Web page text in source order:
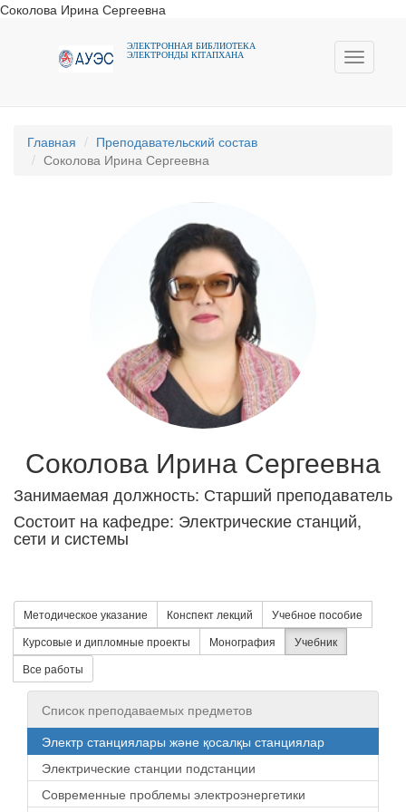
Соколова Ирина Сергеевна
Toggle
ЭЛЕКТРОННАЯ БИБЛИОТЕКА
ЭЛЕКТРОНДЫ КIТАПХАНА
Главная
Преподавательский состав
Соколова Ирина Сергеевна
Соколова Ирина Сергеевна
Занимаемая должность: Старший преподаватель
Состоит на кафедре: Электрические станций,
сети и системы
Методическое указание Конспект лекций
Учебное пособие
Курсовые и дипломные проекты
Монография
Учебник
Все работы
Список преподаваемых предметов
Электр станциялары және қосалқы станциялар
Электрические станции подстанции
Современные проблемы электроэнергетики